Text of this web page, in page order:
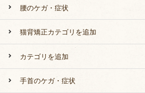
腰のケガ・症状
猫背矯正カテゴリを追加
カテゴリを追加
手首のケガ・症状